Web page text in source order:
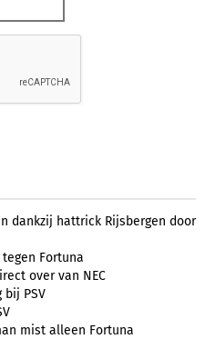
dankzij hattrick Rijsbergen door
Fortuna
over van NEC
bij PSV
mist alleen Fortuna